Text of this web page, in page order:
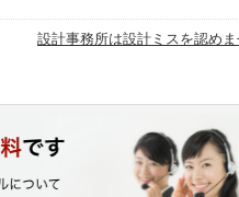
設計事務所は設計ミスを認めま